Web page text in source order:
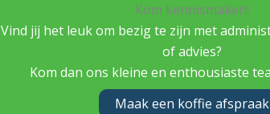
Kom kennismaken!
Vind jij het leuk om bezig te zijn met
of advies?
Kom dan ons kleine en enthousiaste
Maak een koffie afspraak